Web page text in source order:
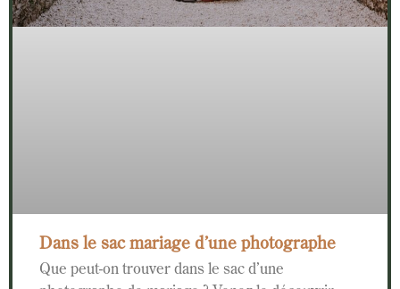
Dans le sac mariage d’une photographe
Que peut-on trouver dans le sac d’une